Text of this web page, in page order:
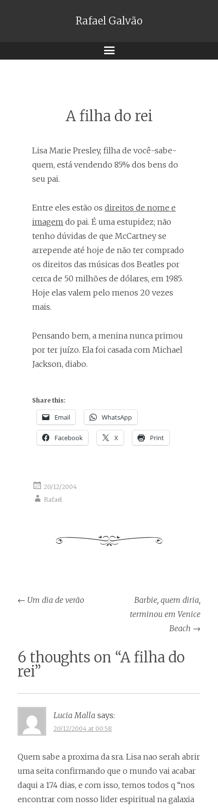
Rafael Galvão
Menu
A filha do rei
Lisa Marie Presley, filha de você-sabe-
quem, está vendendo 85% dos bens do
seu pai.
Entre eles estão os direitos de nome e
imagem do pai. É uma estupidez; não
tenho dúvidas de que McCartney se
arrepende até hoje de não ter comprado
os direitos das músicas dos Beatles por
cerca de 50 milhões de dólares, em 1985.
Hoje elas valem pelo menos 20 vezes
mais.
Pensando bem, a menina nunca primou
por ter juízo. Ela foi casada com Michael
Jackson, diabo.
Share this:
Email WhatsApp
Facebook X Print
20/12/2004
Rafael
Post
← Um dia de verão
Barbie, quem diria,
terminou em Venice
Beach →
6 thoughts on “A filha do
rei”
Lucia Malla says:
20/12/2004 at 00:58
Quem sabe a proxima da sra. Lisa nao serah abrir
uma seita confirmando que o mundo vai acabar
daqui a 174 dias, e com isso, temos todos q “nos
encontrar com nosso lider espiritual na galaxia